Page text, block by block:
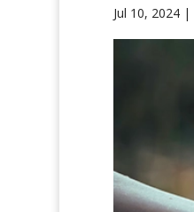
Jul 10, 2024|